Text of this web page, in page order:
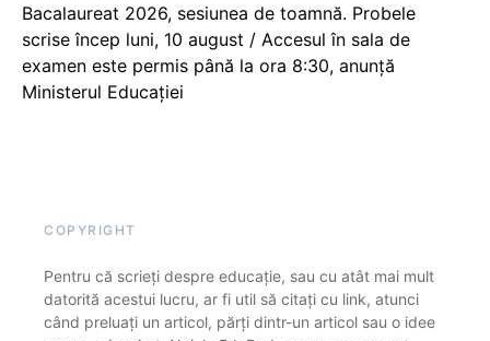
Bacalaureat 2026, sesiunea de toamnă. Probele
scrise încep luni, 10 august / Accesul în sala de
examen este permis până la ora 8:30, anunță
Ministerul Educației
COPYRIGHT
Pentru că scrieți despre educație, sau cu atât mai mult
datorită acestui lucru, ar fi util să citați cu link, atunci
când preluați un articol, părți dintr-un articol sau o idee